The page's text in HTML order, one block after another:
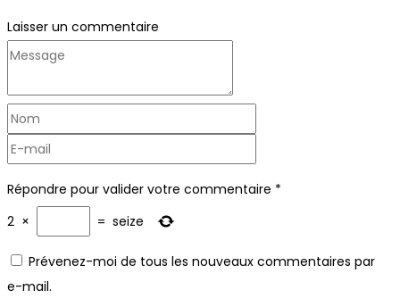
Laisser un commentaire
Répondre pour valider votre commentaire *
2 × = seize
Prévenez-moi de tous les nouveaux commentaires par
e-mail.